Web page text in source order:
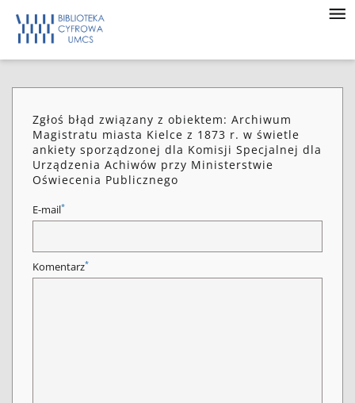
Zgłoś błąd związany z obiektem: Archiwum
Magistratu miasta Kielce z 1873 r. w świetle
ankiety sporządzonej dla Komisji Specjalnej dla
Urządzenia Achiwów przy Ministerstwie
Oświecenia Publicznego
E-mail*
Komentarz*